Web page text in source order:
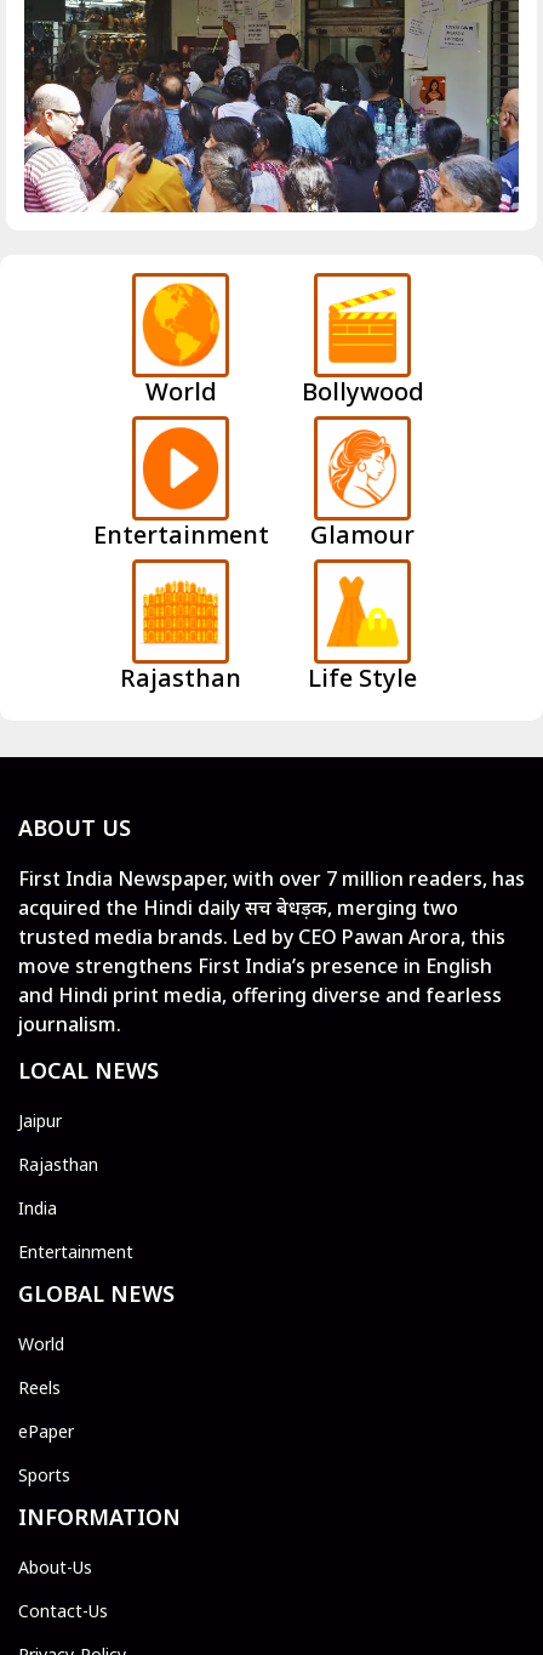
World Bollywood
Entertainment Glamour
Rajasthan Life Style
ABOUT US
First India Newspaper, with over 7 million readers, has
acquired the Hindi daily सच बेधड़क, merging two
trusted media brands. Led by CEO Pawan Arora, this
move strengthens First India’s presence in English
and Hindi print media, offering diverse and fearless
journalism.
LOCAL NEWS
Jaipur
Rajasthan
India
Entertainment
GLOBAL NEWS
World
Reels
ePaper
Sports
INFORMATION
About-Us
Contact-Us